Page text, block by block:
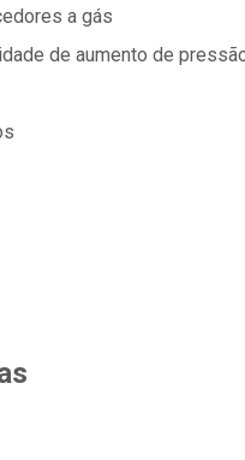
a gás
de aumento de